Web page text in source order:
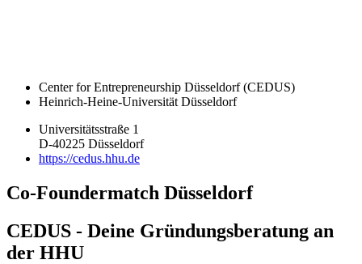
Center for Entrepreneurship Düsseldorf (CEDUS)
Heinrich-Heine-Universität Düsseldorf
Universitätsstraße 1
D-40225 Düsseldorf
https://cedus.hhu.de
Co-Foundermatch Düsseldorf
CEDUS - Deine Gründungsberatung an
der HHU